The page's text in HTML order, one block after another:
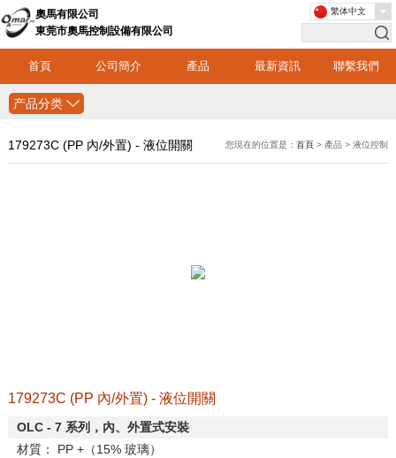
奧馬有限公司
東莞市奧馬控制設備有限公司
首頁 公司簡介 產品 最新資訊 聯繫我們
繁体中文
产品分类
179273C (PP 內/外置) - 液位開關 您現在的位置是：首頁 > 產品 > 液位控制
179273C (PP 內/外置) - 液位開關
OLC - 7 系列，內、外置式安裝
材質： PP +（15% 玻璃）